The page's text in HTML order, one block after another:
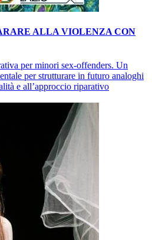
ALLA VIOLENZA CON
per minori sex-offenders. Un
per strutturare in futuro analoghi
e all’approccio riparativo